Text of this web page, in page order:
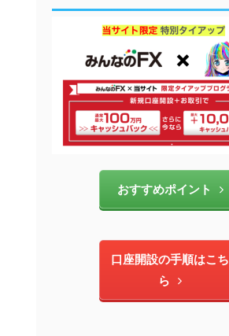
おすすめポイント
口座開設の手順はこち
ら